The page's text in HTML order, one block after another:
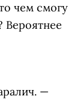
чем смогу
Вероятнее
—